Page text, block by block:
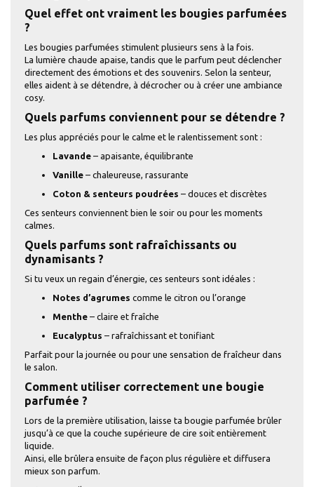
Quel effet ont vraiment les bougies parfumées
?
Les bougies parfumées stimulent plusieurs sens à la fois.
La lumière chaude apaise, tandis que le parfum peut déclencher
directement des émotions et des souvenirs. Selon la senteur,
elles aident à se détendre, à décrocher ou à créer une ambiance
cosy.
Quels parfums conviennent pour se détendre ?
Les plus appréciés pour le calme et le ralentissement sont :
Lavande – apaisante, équilibrante
Vanille – chaleureuse, rassurante
Coton & senteurs poudrées – douces et discrètes
Ces senteurs conviennent bien le soir ou pour les moments
calmes.
Quels parfums sont rafraîchissants ou
dynamisants ?
Si tu veux un regain d’énergie, ces senteurs sont idéales :
Notes d’agrumes comme le citron ou l’orange
Menthe – claire et fraîche
Eucalyptus – rafraîchissant et tonifiant
Parfait pour la journée ou pour une sensation de fraîcheur dans
le salon.
Comment utiliser correctement une bougie
parfumée ?
Lors de la première utilisation, laisse ta bougie parfumée brûler
jusqu’à ce que la couche supérieure de cire soit entièrement
liquide.
Ainsi, elle brûlera ensuite de façon plus régulière et diffusera
mieux son parfum.